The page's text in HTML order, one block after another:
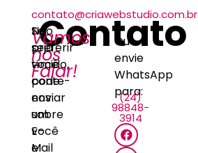
Contato
Vamos
nos
Falar!
Não
seja
tímido,
conte-
nos
sobre
você
e
Se
preferir
você
pode
enviar
um
E-
Mail
contato@criawebstudio.com.br
Ou
envie
WhatsApp
para:
(24)
98848-
3914